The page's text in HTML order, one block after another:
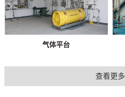
气体平台
查看更多